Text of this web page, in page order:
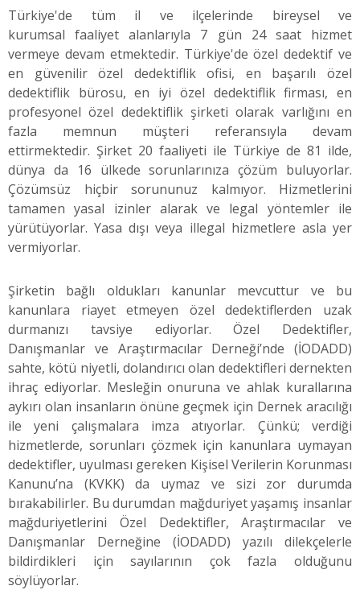
Türkiye'de tüm il ve ilçelerinde bireysel ve
kurumsal faaliyet alanlarıyla 7 gün 24 saat hizmet
vermeye devam etmektedir. Türkiye'de özel dedektif ve
en güvenilir özel dedektiflik ofisi, en başarılı özel
dedektiflik bürosu, en iyi özel dedektiflik firması, en
profesyonel özel dedektiflik şirketi olarak varlığını en
fazla memnun müşteri referansıyla devam
ettirmektedir. Şirket 20 faaliyeti ile Türkiye de 81 ilde,
dünya da 16 ülkede sorunlarınıza çözüm buluyorlar.
Çözümsüz hiçbir sorununuz kalmıyor. Hizmetlerini
tamamen yasal izinler alarak ve legal yöntemler ile
yürütüyorlar. Yasa dışı veya illegal hizmetlere asla yer
vermiyorlar.
Şirketin bağlı oldukları kanunlar mevcuttur ve bu
kanunlara riayet etmeyen özel dedektiflerden uzak
durmanızı tavsiye ediyorlar. Özel Dedektifler,
Danışmanlar ve Araştırmacılar Derneği’nde (İODADD)
sahte, kötü niyetli, dolandırıcı olan dedektifleri dernekten
ihraç ediyorlar. Mesleğin onuruna ve ahlak kurallarına
aykırı olan insanların önüne geçmek için Dernek aracılığı
ile yeni çalışmalara imza atıyorlar. Çünkü; verdiği
hizmetlerde, sorunları çözmek için kanunlara uymayan
dedektifler, uyulması gereken Kişisel Verilerin Korunması
Kanunu’na (KVKK) da uymaz ve sizi zor durumda
bırakabilirler. Bu durumdan mağduriyet yaşamış insanlar
mağduriyetlerini Özel Dedektifler, Araştırmacılar ve
Danışmanlar Derneğine (İODADD) yazılı dilekçelerle
bildirdikleri için sayılarının çok fazla olduğunu
söylüyorlar.